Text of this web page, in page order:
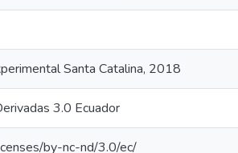
Santa Catalina, 2018
3.0 Ecuador
by-nc-nd/3.0/ec/